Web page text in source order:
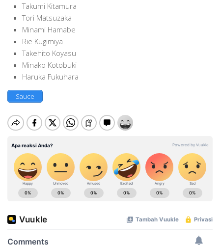
Takumi Kitamura
Tori Matsuzaka
Minami Hamabe
Rie Kugimiya
Takehito Koyasu
Minako Kotobuki
Haruka Fukuhara
Sauce